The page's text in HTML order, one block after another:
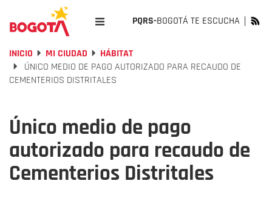
PQRS-BOGOTÁ TE ESCUCHA
INICIO MI CIUDAD
HÁBITAT
ÚNICO MEDIO DE PAGO AUTORIZADO PARA RECAUDO DE
CEMENTERIOS DISTRITALES
Único medio de pago
autorizado para recaudo de
Cementerios Distritales